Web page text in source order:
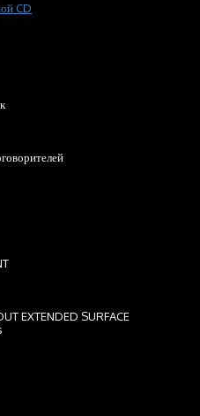
CD
EXTENDED SURFACE